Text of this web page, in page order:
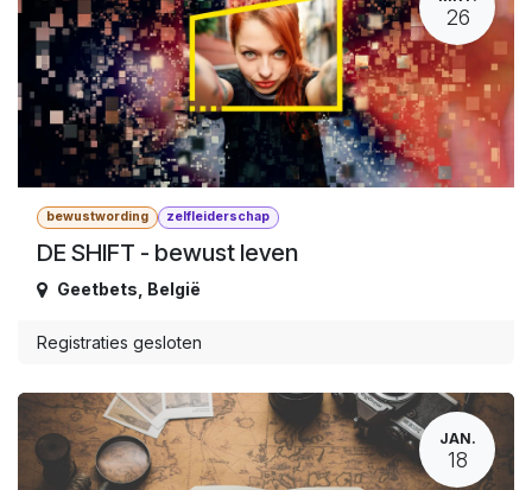
26
bewustwording zelfleiderschap
DE SHIFT - bewust leven
Geetbets België
Registraties gesloten
JAN.
18